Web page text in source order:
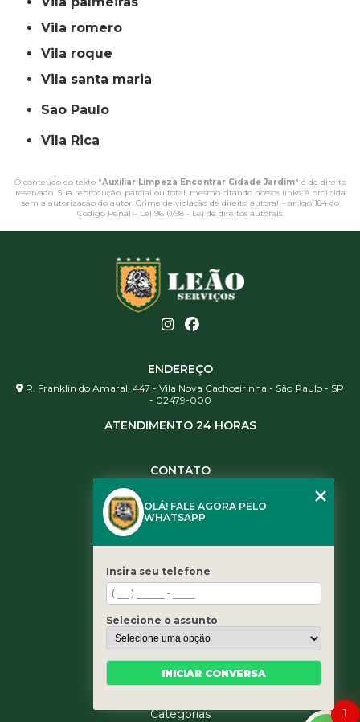
vila romero
vila roque
vila santa maria
São Paulo
Vila Rica
O conteúdo do texto "Auxiliar Limpeza Encontrar Cidade Jardim" é de direito
reservado. Sua reprodução, parcial ou total, mesmo citando nossos links, é proibida
sem a autorização do autor. Crime de violação de direito autoral – artigo 184 do
Código Penal – Lei 9610/98 - Lei de direitos autorais.
ENDEREÇO
R. Franklin do Amaral, 447 - Vila Nova Cachoeirinha - São Paulo - SP
- 02479-000
ATENDIMENTO 24 HORAS
CONTATO
(11) 3461-5871
contato@leaoservicos.com.br
Home
Quem somos
Serviços
Blog
Categorias
1
OLÁ! FALE AGORA PELO
WHATSAPP
Insira seu telefone
Selecione o assunto
INICIAR CONVERSA